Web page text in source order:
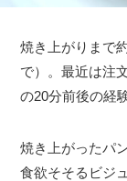
焼き上がりまで
で）。最近は注
の20分前後の経
焼き上がったパ
食欲そそるビジ